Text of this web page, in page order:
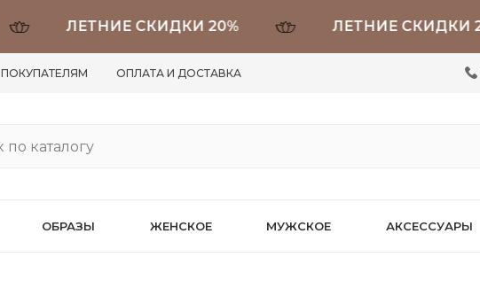
ЛЕТНИЕ СКИДКИ 20% ЛЕТНИЕ СКИДКИ 20%
ПОКУПАТЕЛЯМ ОПЛАТА И ДОСТАВКА
ОБРАЗЫ ЖЕНСКОЕ МУЖСКОЕ АКСЕССУАРЫ